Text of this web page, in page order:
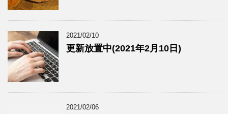
2021/02/10
更新放置中(2021年2月10日)
2021/02/06